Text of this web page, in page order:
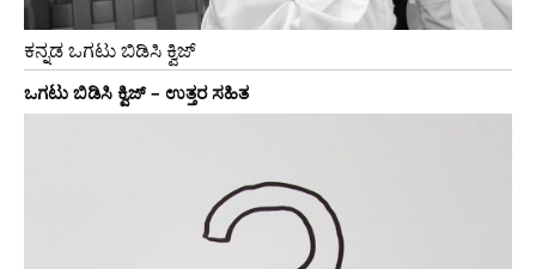
ಕನ್ನಡ ಒಗಟು ಬಿಡಿಸಿ ಕ್ವಿಜ್
ಒಗಟು ಬಿಡಿಸಿ ಕ್ವಿಜ್ – ಉತ್ತರ ಸಹಿತ